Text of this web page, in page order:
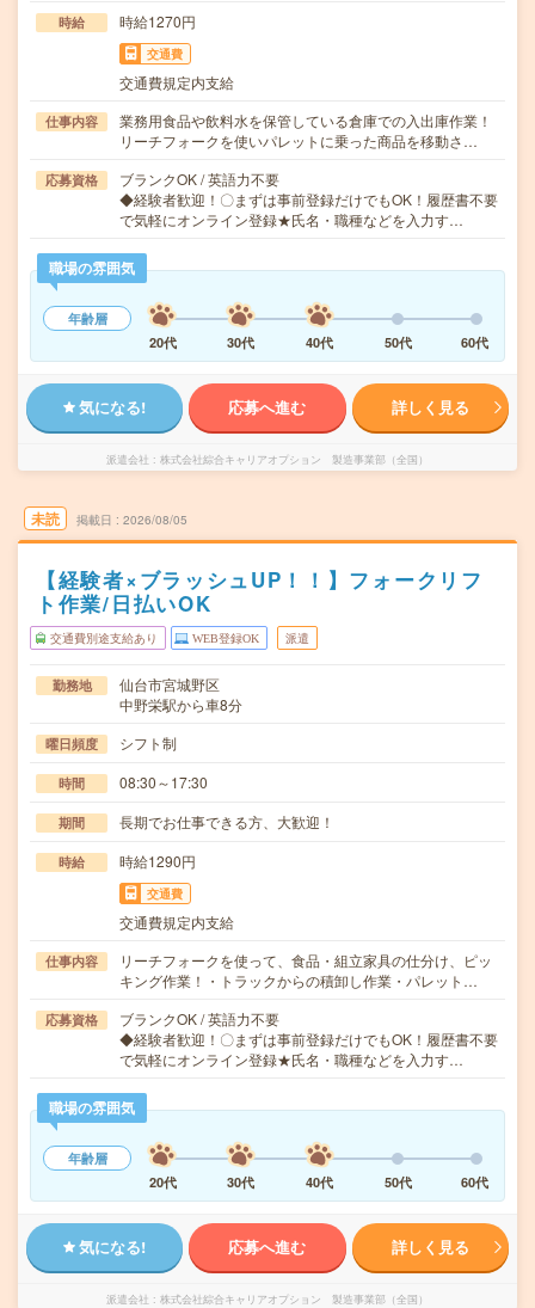
時給 時給1270円
交通費
交通費規定内支給
仕事内容
業務用食品や飲料水を保管している倉庫での入出庫作業！
リーチフォークを使いパレットに乗った商品を移動さ…
応募資格
ブランクOK / 英語力不要
◆経験者歓迎！〇まずは事前登録だけでもOK！履歴書不要
で気軽にオンライン登録★氏名・職種などを入力す…
職場の雰囲気
年齢層
20代
30代 40代 50代 60代
気になる! 応募へ進む 詳しく見る
派遣会社 株式会社綜合キャリアオプション 製造事業部（全国）
未読 掲載日 2026/08/05
【経験者×ブラッシュUP！！】フォークリフ
ト作業/日払いOK
交通費別途支給あり WEB登録OK 派遣
勤務地
仙台市宮城野区
中野栄駅から車8分
曜日頻度 シフト制
時間 08:30～17:30
期間 長期でお仕事できる方、大歓迎！
時給 時給1290円
交通費
交通費規定内支給
仕事内容
リーチフォークを使って、食品・組立家具の仕分け、ピッ
キング作業！・トラックからの積卸し作業・パレット…
応募資格
ブランクOK / 英語力不要
◆経験者歓迎！〇まずは事前登録だけでもOK！履歴書不要
で気軽にオンライン登録★氏名・職種などを入力す…
職場の雰囲気
年齢層
20代
30代 40代 50代 60代
気になる! 応募へ進む 詳しく見る
派遣会社 株式会社綜合キャリアオプション 製造事業部（全国）